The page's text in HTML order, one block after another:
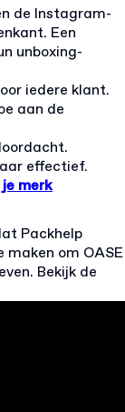
de Instagram-
Een
unboxing-
iedere klant.
aan de
effectief.
merk
Packhelp
maken om OASE
Bekijk de